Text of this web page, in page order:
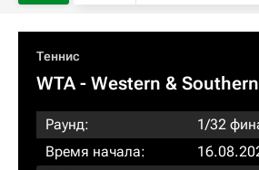
Теннис
WTA- Western &
Раунд:
1/32
Время начала: